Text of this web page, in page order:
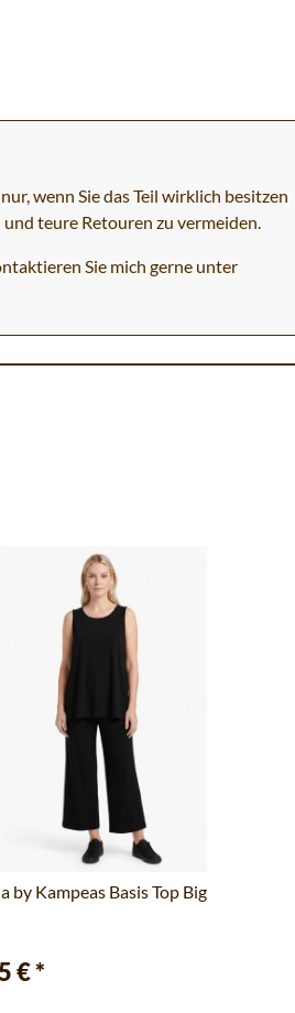
wenn Sie das Teil wirklich besitzen
und teure Retouren zu vermeiden.
Sie mich gerne unter
by Kampeas Basis Top Big
€*